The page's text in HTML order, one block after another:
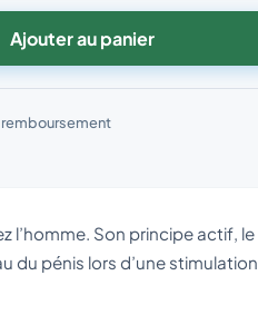
Ajouter au panier
remboursement
l’homme. Son principe actif, le
du pénis lors d’une stimulation